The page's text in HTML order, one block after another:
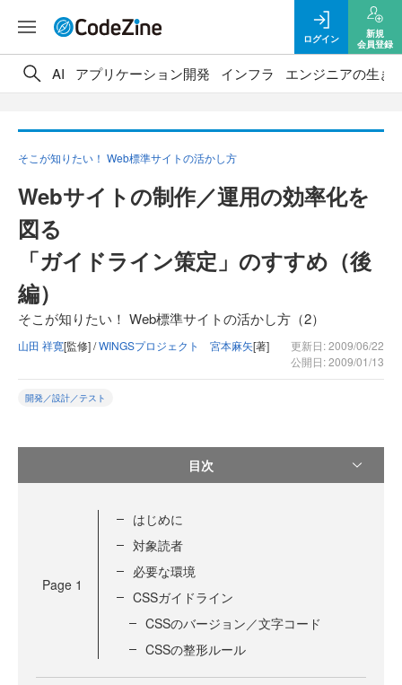
ログイン
新規
会員登録
AI アプリケーション開発 インフラ エンジニアの生き
そこが知りたい！ Web標準サイトの活かし方
Webサイトの制作／運用の効率化を
図る
「ガイドライン策定」のすすめ（後
編）
そこが知りたい！ Web標準サイトの活かし方（2）
山田 祥寛[監修] /WINGSプロジェクト 宮本麻矢[著]
更新日: 2009/06/22
公開日: 2009/01/13
開発／設計／テスト
目次
Page 1
はじめに
対象読者
必要な環境
CSSガイドライン
CSSのバージョン／文字コード
CSSの整形ルール